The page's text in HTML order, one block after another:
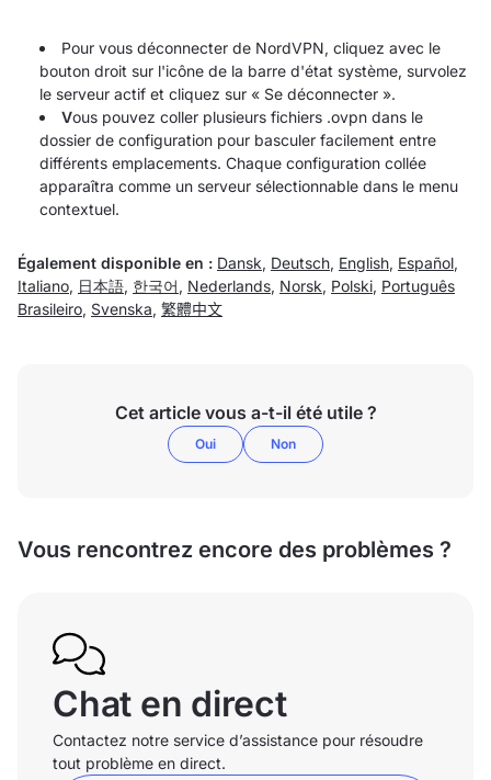
Pour vous déconnecter de NordVPN, cliquez avec le
bouton droit sur l'icône de la barre d'état système, survolez
le serveur actif et cliquez sur « Se déconnecter ».
Vous pouvez coller plusieurs fichiers .ovpn dans le
dossier de configuration pour basculer facilement entre
différents emplacements. Chaque configuration collée
apparaîtra comme un serveur sélectionnable dans le menu
contextuel.
Également disponible en : Dansk, Deutsch, English, Español,
Italiano, 日本語, 한국어 , Nederlands, Norsk, Polski, Português
Brasileiro, Svenska, 繁體中文
Cet article vous a-t-il été utile ?
Oui Non
Vous rencontrez encore des problèmes ?
Chat en direct
Contactez notre service d’assistance pour résoudre
tout problème en direct.